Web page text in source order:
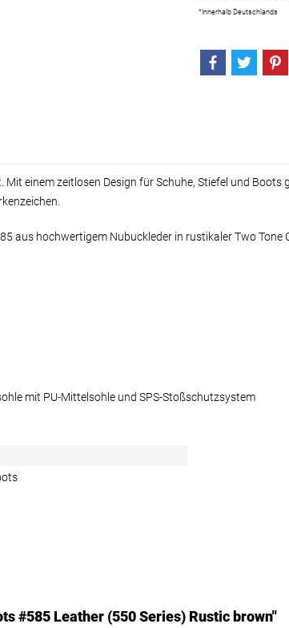
*Innerhalb Deutschlands
einem zeitlosen Design für Schuhe, Stiefel und
aus hochwertigem Nubuckleder in rustikaler Two
mit PU-Mittelsohle und SPS-Stoßschutzsystem
#585 Leather (550 Series) Rustic brown"